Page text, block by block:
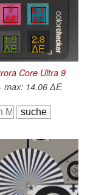
7
∆E
8.1
∆E
1.9
∆E
2.8
∆E
Core Ultra 9
max: 14.06 ∆E